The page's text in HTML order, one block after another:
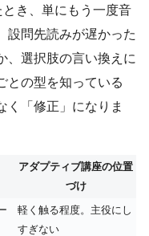
き、単にもう一度音
設問先読みが遅かった
、選択肢の言い換えに
との型を知っている
く「修正」になりま
アダプティブ講座の位置
づけ
軽く触る程度。主役にし
すぎない